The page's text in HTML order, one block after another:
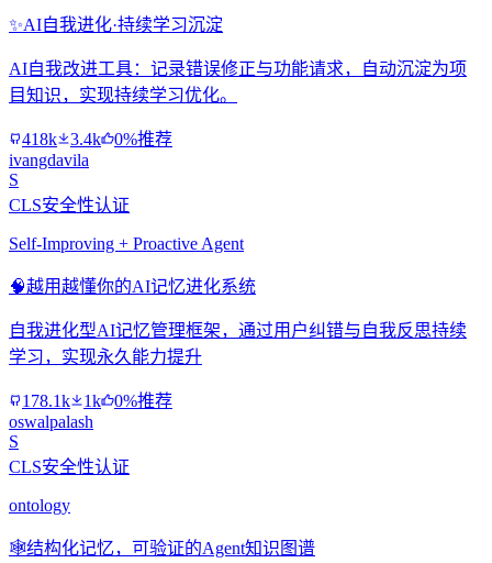
✨AI自我进化·持续学习沉淀
AI自我改进工具：记录错误修正与功能请求，自动沉淀为项
目知识，实现持续学习优化。
418k 3.4k
0%推荐
ivangdavila
S
CLS安全性认证
Self-Improving + Proactive Agent
🧠越用越懂你的AI记忆进化系统
自我进化型AI记忆管理框架，通过用户纠错与自我反思持续
学习，实现永久能力提升
178.1k 1k
0%推荐
oswalpalash
S
CLS安全性认证
ontology
🕸️结构化记忆，可验证的Agent知识图谱